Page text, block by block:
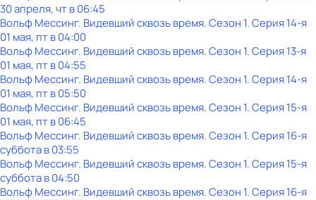
30 апреля, чт в 06:45
Вольф Мессинг. Видевший сквозь время. Сезон 1. Серия 14-я
01 мая, пт в 04:00
Вольф Мессинг. Видевший сквозь время. Сезон 1. Серия 13-я
01 мая, пт в 04:55
Вольф Мессинг. Видевший сквозь время. Сезон 1. Серия 14-я
01 мая, пт в 05:50
Вольф Мессинг. Видевший сквозь время. Сезон 1. Серия 15-я
01 мая, пт в 06:45
Вольф Мессинг. Видевший сквозь время. Сезон 1. Серия 16-я
субботав03:55
Вольф Мессинг. Видевший сквозь время. Сезон 1. Серия 15-я
субботав04:50
Вольф Мессинг. Видевший сквозь время. Сезон 1. Серия 16-я